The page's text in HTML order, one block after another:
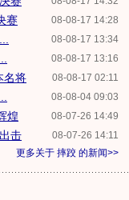
08-08-17 14:28
赛
08-08-17 13:34
08-08-17 13:16
08-08-17 02:11
名将
08-08-04 09:03
08-07-26 14:49
煌
08-07-26 14:11
击
更多关于 摔跤 的新闻>>